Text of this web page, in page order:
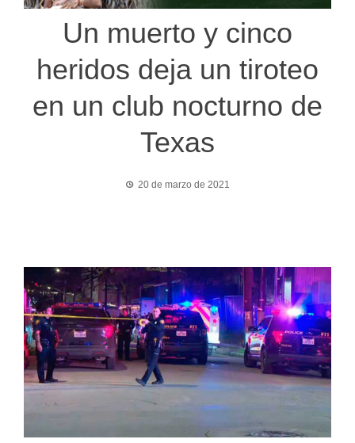
Un muerto y cinco
heridos deja un tiroteo
en un club nocturno de
Texas
20 de marzo de 2021